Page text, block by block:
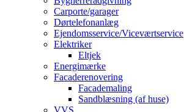
Carporte/garager
Dørtelefonanlæg
Ejendomsservice/Viceværtservice
Elektriker
Eltjek
Energimærke
Facaderenovering
Facademaling
Sandblæsning (af huse)
VVS